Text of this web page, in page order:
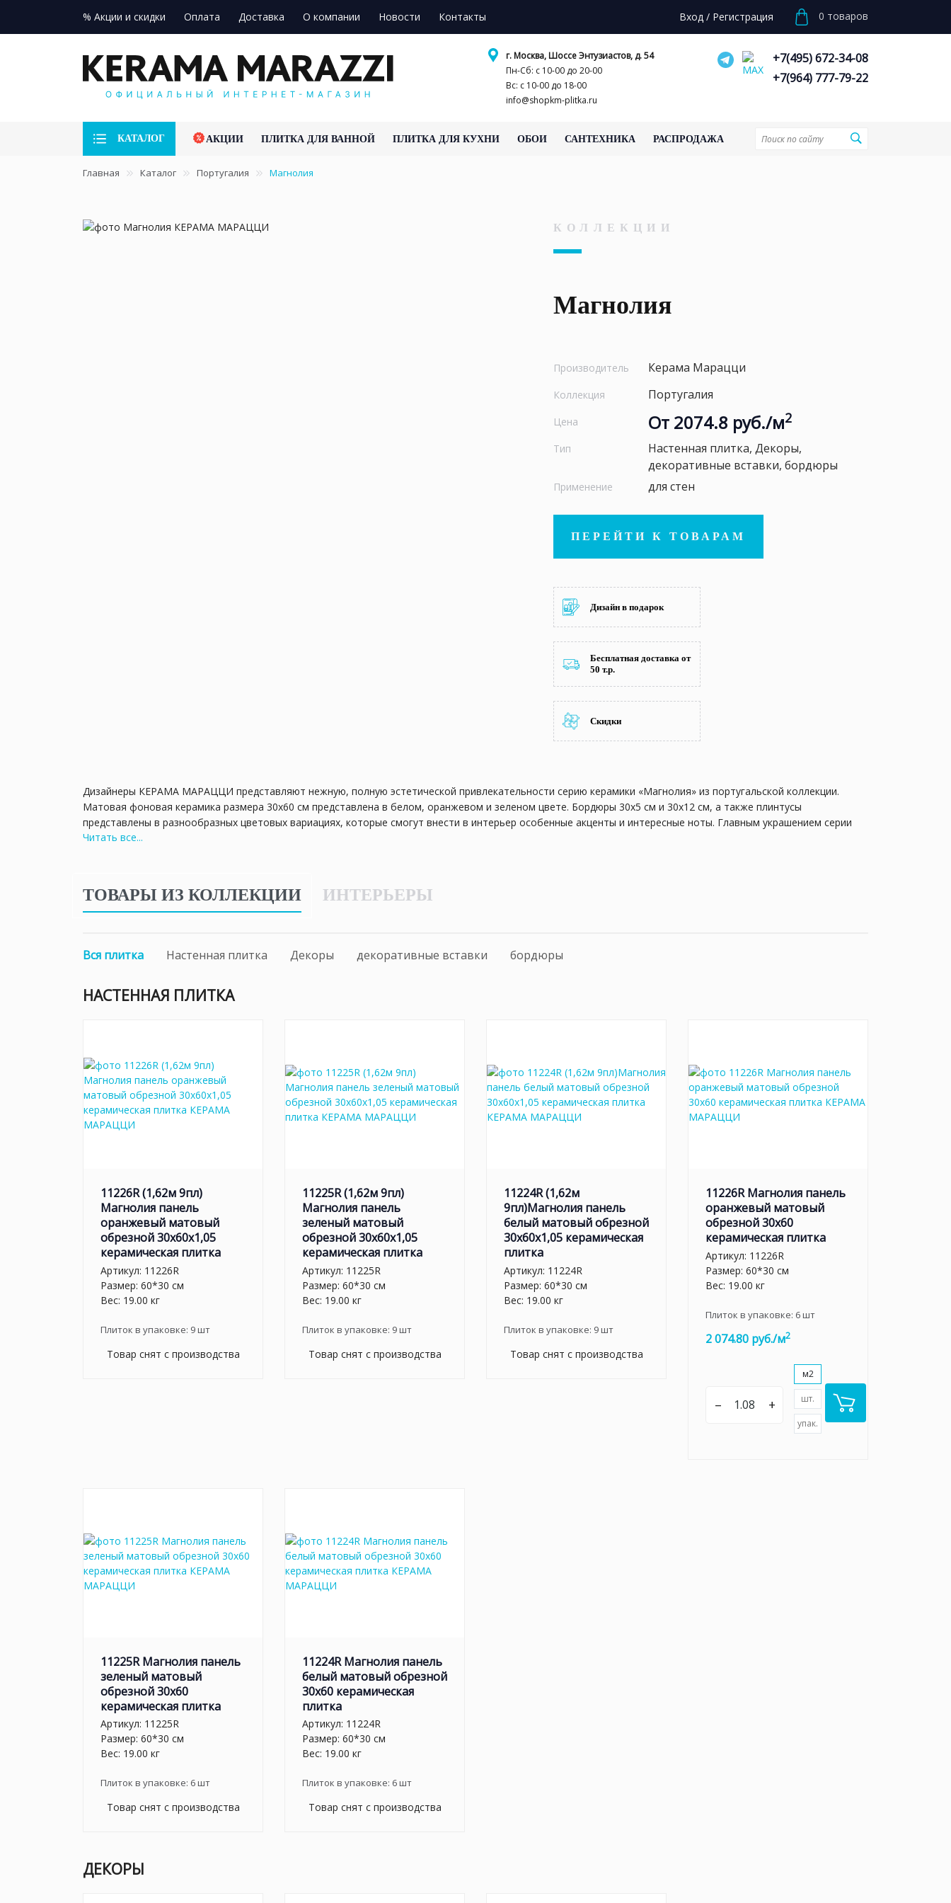
% Акции и скидки Оплата Доставка О компании Новости Контакты Вход / Регистрация 0 товаров
г. Москва, Шоссе Энтузиастов, д. 54
Пн-Сб: с 10-00 до 20-00
Вс: с 10-00 до 18-00
info@shopkm-plitka.ru
+7(495) 672-34-08
+7(964) 777-79-22
КАТАЛОГ АКЦИИ ПЛИТКА ДЛЯ ВАННОЙ ПЛИТКА ДЛЯ КУХНИ ОБОИ САНТЕХНИКА РАСПРОДАЖА
Главная Каталог Португалия Магнолия
КОЛЛЕКЦИИ
Магнолия
Производитель Керама Марацци
Коллекция Португалия
Цена От 2074.8 руб./м2
Тип
Настенная плитка, Декоры,
декоративные вставки, бордюры
Применение для стен
ПЕРЕЙТИ К ТОВАРАМ
Дизайн в подарок
Бесплатная доставка от
50 т.р.
Скидки
Дизайнеры КЕРАМА МАРАЦЦИ представляют нежную, полную эстетической привлекательности серию керамики «Магнолия» из португальской коллекции.
Матовая фоновая керамика размера 30х60 см представлена в белом, оранжевом и зеленом цвете. Бордюры 30х5 см и 30х12 см, а также плинтусы
представлены в разнообразных цветовых вариациях, которые смогут внести в интерьер особенные акценты и интересные ноты. Главным украшением серии
является панно с изображенными стилизованными цветками магнолии, края которых обрамлены золотистым покрытием. Завершить колоритную композицию
Архипелаг Мадейра – это райское место для отдыха в окружении природы, красоты и чистого воздуха. Здесь предусмотрены все удобства как для спокойного
путешествия, так и для любителей спорта и других активностей, а флора и фауна поражает своим разнообразием и красотой.
Читать все...
ТОВАРЫ ИЗ КОЛЛЕКЦИИ ИНТЕРЬЕРЫ
Вся плитка Настенная плитка Декоры декоративные вставки бордюры
НАСТЕННАЯ ПЛИТКА
11226R (1,62м 9пл)
Магнолия панель
оранжевый матовый
обрезной 30x60x1,05
керамическая плитка
Артикул: 11226R
Размер: 60*30 см
Вес: 19.00 кг
Плиток в упаковке: 9шт
Товар снят с производства
11225R (1,62м 9пл)
Магнолия панель
зеленый матовый
обрезной 30x60x1,05
керамическая плитка
Артикул: 11225R
Размер: 60*30 см
Вес: 19.00 кг
Плиток в упаковке: 9шт
Товар снят с производства
11224R (1,62м
9пл)Магнолия панель
белый матовый обрезной
30x60x1,05 керамическая
плитка
Артикул: 11224R
Размер: 60*30 см
Вес: 19.00 кг
Плиток в упаковке: 9шт
Товар снят с производства
11226R Магнолия панель
оранжевый матовый
обрезной 30х60
керамическая плитка
Артикул: 11226R
Размер: 60*30 см
Вес: 19.00 кг
Плиток в упаковке: 6шт
2 074.80 руб./м2
– +
м2
шт.
упак.
11225R Магнолия панель
зеленый матовый
обрезной 30х60
керамическая плитка
Артикул: 11225R
Размер: 60*30 см
Вес: 19.00 кг
Плиток в упаковке: 6шт
Товар снят с производства
11224R Магнолия панель
белый матовый обрезной
30х60 керамическая
плитка
Артикул: 11224R
Размер: 60*30 см
Вес: 19.00 кг
Плиток в упаковке: 6шт
Товар снят с производства
ДЕКОРЫ